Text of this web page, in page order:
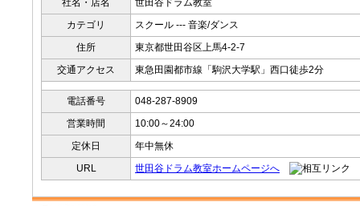
社名・店名
世田谷ドラム教室
カテゴリ
スクール --- 音楽/ダンス
住所
東京都世田谷区上馬4-2-7
交通アクセス
東急田園都市線「駒沢大学駅」西口徒歩2分
電話番号
048-287-8909
営業時間
10:00～24:00
定休日
年中無休
URL
世田谷ドラム教室ホームページへ